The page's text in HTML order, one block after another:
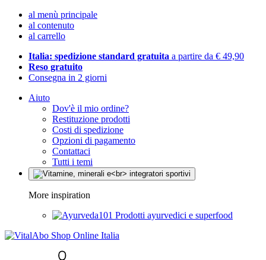
al menù principale
al contenuto
al carrello
Italia: spedizione standard gratuita a partire da € 49,90
Reso gratuito
Consegna in 2 giorni
Aiuto
Dov'è il mio ordine?
Restituzione prodotti
Costi di spedizione
Opzioni di pagamento
Contattaci
Tutti i temi
More inspiration
Prodotti ayurvedici e superfood